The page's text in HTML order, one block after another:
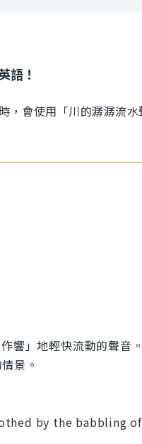
語！
，會使用「川的潺潺流
響」地輕快流動的聲
景。
by the babbling